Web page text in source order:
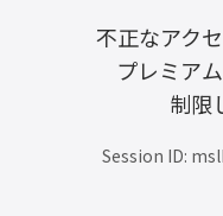
不正なアク
プレミア
制限
Session ID: